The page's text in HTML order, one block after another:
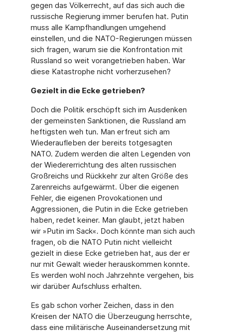
gegen das Völkerrecht, auf das sich auch die
russische Regierung immer berufen hat. Putin
muss alle Kampfhandlungen umgehend
einstellen, und die NATO-Regierungen müssen
sich fragen, warum sie die Konfrontation mit
Russland so weit vorangetrieben haben. War
diese Katastrophe nicht vorherzusehen?
Gezielt in die Ecke getrieben?
Doch die Politik erschöpft sich im Ausdenken
der gemeinsten Sanktionen, die Russland am
heftigsten weh tun. Man erfreut sich am
Wiederaufleben der bereits totgesagten
NATO. Zudem werden die alten Legenden von
der Wiedererrichtung des alten russischen
Großreichs und Rückkehr zur alten Größe des
Zarenreichs aufgewärmt. Über die eigenen
Fehler, die eigenen Provokationen und
Aggressionen, die Putin in die Ecke getrieben
haben, redet keiner. Man glaubt, jetzt haben
wir »Putin im Sack«. Doch könnte man sich auch
fragen, ob die NATO Putin nicht vielleicht
gezielt in diese Ecke getrieben hat, aus der er
nur mit Gewalt wieder herauskommen konnte.
Es werden wohl noch Jahrzehnte vergehen, bis
wir darüber Aufschluss erhalten.
Es gab schon vorher Zeichen, dass in den
Kreisen der NATO die Überzeugung herrschte,
dass eine militärische Auseinandersetzung mit